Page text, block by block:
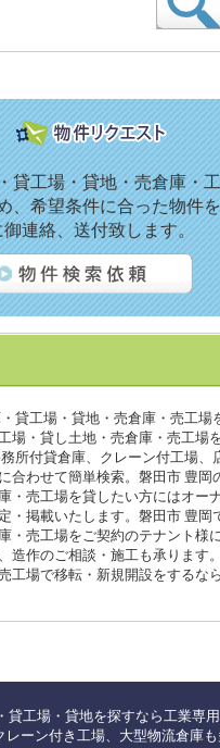
貸工場・貸地・売倉庫・
、希望条件に合った物件
御連絡、送付致します。
貸工場・貸地・売倉庫・売工場
場・貸し土地・売倉庫・売工場
所付貸倉庫、クレーン付工場、
合わせて簡単検索。磐田市 豊岡
・売工場を貸したい方にはオー
・掲載いたします。磐田市 豊岡
・売工場をご契約のテナント様
造作のご相談・施工も承ります
工場で移転・新規開設をするな
貸工場・貸地を探すなら工業専
レーン付き工場、大型物流倉庫も